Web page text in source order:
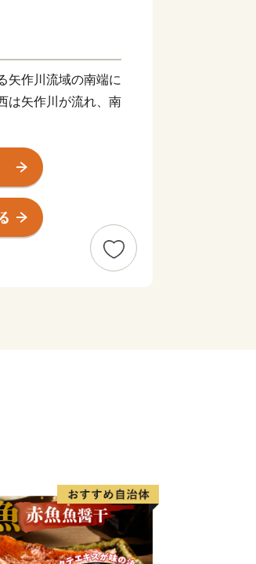
矢作川流域の南端に
は矢作川が流れ、南
れる「西条城」は、
と改称された江戸時
年）、大給松平家
らに賑わいを見せる
で今も大切に残され
伝統的な祭りや民
など自然環境も豊か